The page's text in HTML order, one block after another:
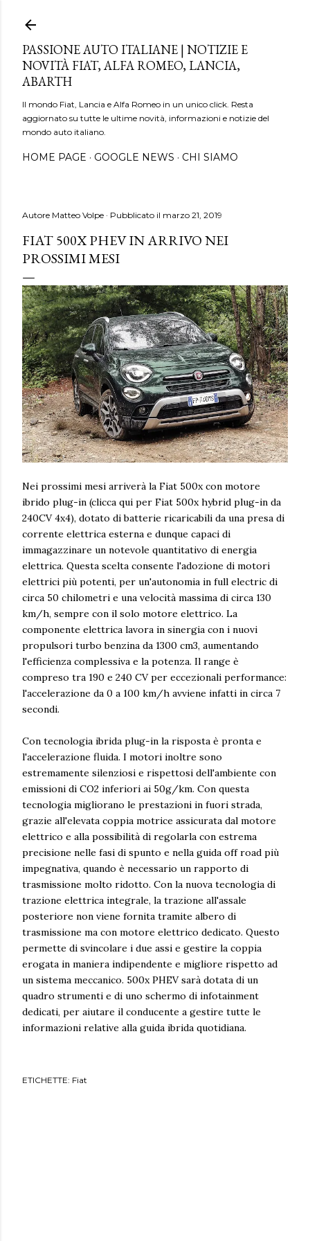
PASSIONE AUTO ITALIANE | NOTIZIE E
NOVITÀ FIAT, ALFA ROMEO, LANCIA,
ABARTH
Il mondo Fiat, Lancia e Alfa Romeo in un unico click. Resta
aggiornato su tutte le ultime novità, informazioni e notizie del
mondo auto italiano.
HOME PAGE GOOGLE NEWS CHI SIAMO
Autore Matteo Volpe Pubblicato il marzo 21, 2019
FIAT 500X PHEV IN ARRIVO NEI
PROSSIMI MESI
Nei prossimi mesi arriverà la Fiat 500x con motore
ibrido plug-in (clicca qui per Fiat 500x hybrid plug-in da
240CV 4x4), dotato di batterie ricaricabili da una presa di
corrente elettrica esterna e dunque capaci di
immagazzinare un notevole quantitativo di energia
elettrica. Questa scelta consente l'adozione di motori
elettrici più potenti, per un'autonomia in full electric di
circa 50 chilometri e una velocità massima di circa 130
km/h, sempre con il solo motore elettrico. La
componente elettrica lavora in sinergia con i nuovi
propulsori turbo benzina da 1300 cm3, aumentando
l'efficienza complessiva e la potenza. Il range è
compreso tra 190 e 240 CV per eccezionali performance:
l'accelerazione da 0 a 100 km/h avviene infatti in circa 7
secondi.
Con tecnologia ibrida plug-in la risposta è pronta e
l'accelerazione fluida. I motori inoltre sono
estremamente silenziosi e rispettosi dell'ambiente con
emissioni di CO2 inferiori ai 50g/km. Con questa
tecnologia migliorano le prestazioni in fuori strada,
grazie all'elevata coppia motrice assicurata dal motore
elettrico e alla possibilità di regolarla con estrema
precisione nelle fasi di spunto e nella guida off road più
impegnativa, quando è necessario un rapporto di
trasmissione molto ridotto. Con la nuova tecnologia di
trazione elettrica integrale, la trazione all'assale
posteriore non viene fornita tramite albero di
trasmissione ma con motore elettrico dedicato. Questo
permette di svincolare i due assi e gestire la coppia
erogata in maniera indipendente e migliore rispetto ad
un sistema meccanico. 500x PHEV sarà dotata di un
quadro strumenti e di uno schermo di infotainment
dedicati, per aiutare il conducente a gestire tutte le
informazioni relative alla guida ibrida quotidiana.
ETICHETTE: Fiat